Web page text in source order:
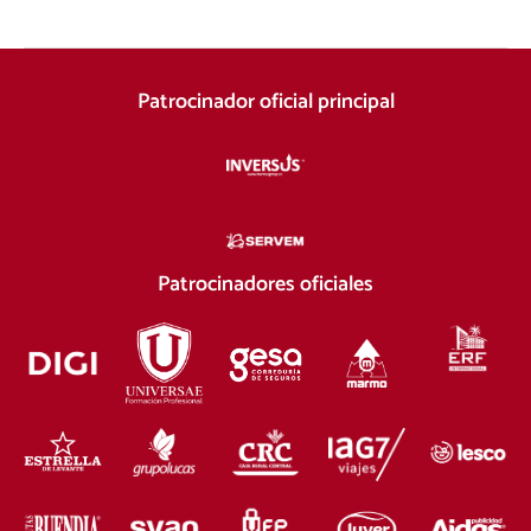
Patrocinador oficial principal
Patrocinadores oficiales